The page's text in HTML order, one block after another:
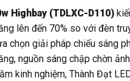
Highbay (TDLXC-D110)
lên đến 70% so với đèn
chọn giải pháp chiếu sáng
nguồn sáng chập chờn
kinh nghiệm, Thành Đạt